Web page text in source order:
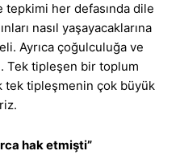
her defasında dile
nasıl yaşayacaklarına
Ayrıca çoğulculuğa ve
Tek tipleşen bir toplum
tek tipleşmenin çok büyük
hak etmişti”